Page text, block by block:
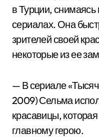
в Турции,
сериалах. Она
зрителей своей
некоторые из ее
— В сериале
2009) Сельма
красавицы,
главному герою.